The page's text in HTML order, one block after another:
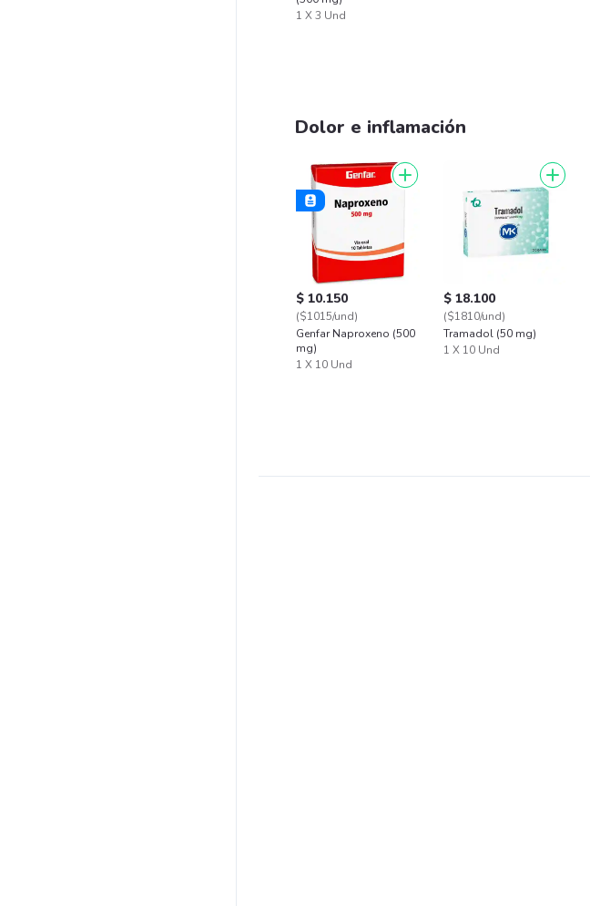
1 X 3 Und
Dolor e inflamación
$ 10.150
($1015/und)
Genfar Naproxeno (500
mg)
1 X 10 Und
$ 18.100
($1810/und)
Tramadol (50 mg)
1 X 10 Und